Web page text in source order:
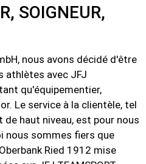
SOIGNEUR,
nous avons décidé d'être
athlètes avec JFJ
tant qu'équipementier,
Le service à la clientèle, tel
haut niveau, est pour nous
nous sommes fiers que
Ried 1912 mise